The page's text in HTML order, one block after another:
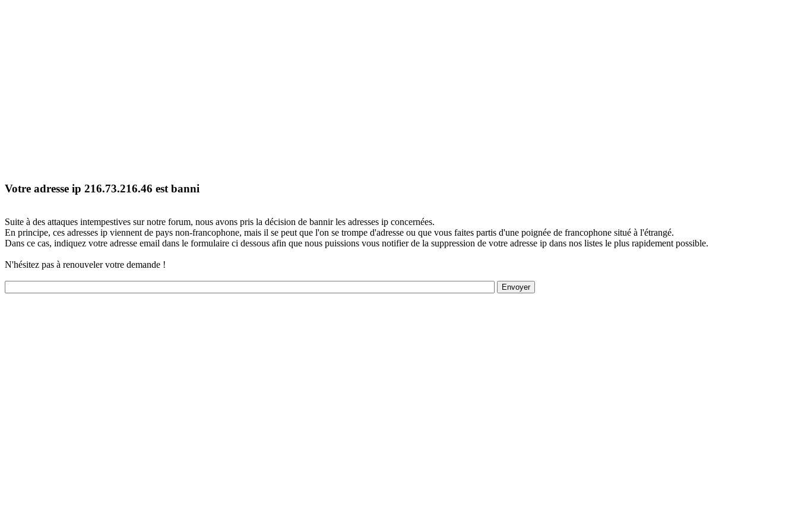
Votre adresse ip 216.73.216.46 est banni
Suite à des attaques intempestives sur notre forum, nous avons pris la décision de bannir les adresses ip concernées.
En principe, ces adresses ip viennent de pays non-francophone, mais il se peut que l'on se trompe d'adresse ou que vous faites partis d'une poignée de francophone situé à l'étrangé.
Dans ce cas, indiquez votre adresse email dans le formulaire ci dessous afin que nous puissions vous notifier de la suppression de votre adresse ip dans nos listes le plus rapidement possible.
N'hésitez pas à renouveler votre demande !